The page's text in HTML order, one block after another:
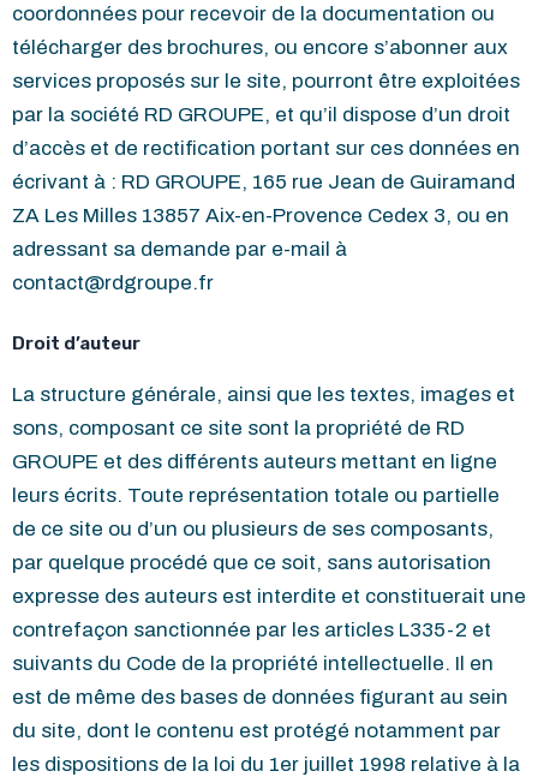
coordonnées pour recevoir de la documentation ou
télécharger des brochures, ou encore s’abonner aux
services proposés sur le site, pourront être exploitées
par la société RD GROUPE, et qu’il dispose d’un droit
d’accès et de rectification portant sur ces données en
écrivant à : RD GROUPE, 165 rue Jean de Guiramand
ZA Les Milles 13857 Aix-en-Provence Cedex 3, ou en
adressant sa demande par e-mail à
contact@rdgroupe.fr
Droit d’auteur
La structure générale, ainsi que les textes, images et
sons, composant ce site sont la propriété de RD
GROUPE et des différents auteurs mettant en ligne
leurs écrits. Toute représentation totale ou partielle
de ce site ou d’un ou plusieurs de ses composants,
par quelque procédé que ce soit, sans autorisation
expresse des auteurs est interdite et constituerait une
contrefaçon sanctionnée par les articles L335-2 et
suivants du Code de la propriété intellectuelle. Il en
est de même des bases de données figurant au sein
du site, dont le contenu est protégé notamment par
les dispositions de la loi du 1er juillet 1998 relative à la